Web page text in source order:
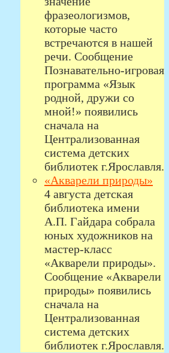
фразеологизмов,
которые часто
встречаются в нашей
речи. Сообщение
Познавательно-игровая
программа «Язык
родной, дружи со
мной!» появились
сначала на
Централизованная
система детских
библиотек г.Ярославля.
«Акварели природы»
4 августа детская
библиотека имени
А.П. Гайдара собрала
юных художников на
мастер-класс
«Акварели природы».
Сообщение «Акварели
природы» появились
сначала на
Централизованная
система детских
библиотек г.Ярославля.